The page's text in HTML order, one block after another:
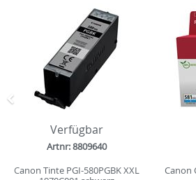
Verfügbar
Artnr: 8809640
Canon Tinte PGI-580PGBK XXL
Canon
Zurück